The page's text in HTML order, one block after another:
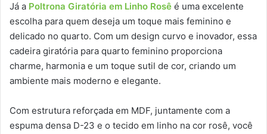
Já a Poltrona Giratória em Linho Rosê é uma excelente
escolha para quem deseja um toque mais feminino e
delicado no quarto. Com um design curvo e inovador, essa
cadeira giratória para quarto feminino proporciona
charme, harmonia e um toque sutil de cor, criando um
ambiente mais moderno e elegante.
Com estrutura reforçada em MDF, juntamente com a
espuma densa D-23 e o tecido em linho na cor rosê, você